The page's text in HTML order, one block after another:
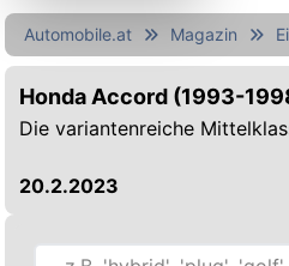
Automobile.at Magazin
Honda Accord (1993-
Die variantenreiche
20.2.2023